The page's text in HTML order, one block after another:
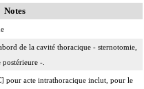
Notes
de la cavité thoracique - sternotomie,
-.
pour acte intrathoracique inclut, pour le